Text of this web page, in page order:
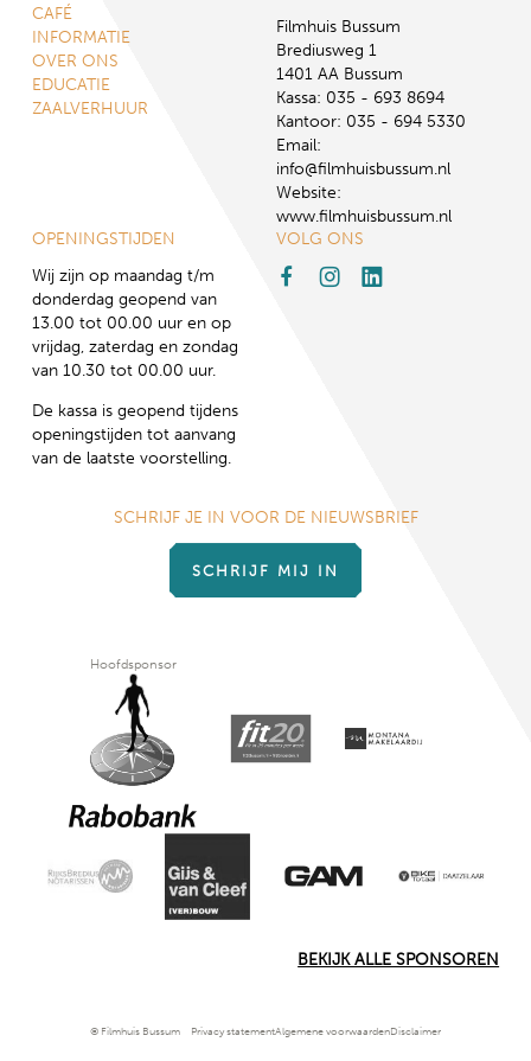
CAFÉ
INFORMATIE
OVER ONS
EDUCATIE
ZAALVERHUUR
Filmhuis Bussum
Brediusweg 1
1401 AA Bussum
Kassa: 035 - 693 8694
Kantoor: 035 - 694 5330
Email:
info@filmhuisbussum.nl
Website:
www.filmhuisbussum.nl
OPENINGSTIJDEN
Wij zijn op maandag t/m
donderdag geopend van
13.00 tot 00.00 uur en op
vrijdag, zaterdag en zondag
van 10.30 tot 00.00 uur.
De kassa is geopend tijdens
openingstijden tot aanvang
van de laatste voorstelling.
VOLG ONS
SCHRIJF JE IN VOOR DE NIEUWSBRIEF
SCHRIJF MIJ IN
Hoofdsponsor
BEKIJK ALLE SPONSOREN
© Filmhuis Bussum Privacy statementAlgemene voorwaardenDisclaimer